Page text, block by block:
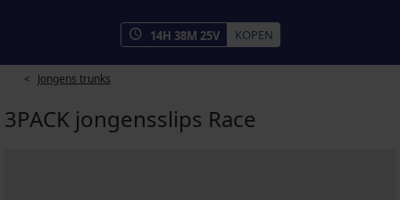
14H 38M 25V KOPEN
Jongens trunks
3PACK jongensslips Race